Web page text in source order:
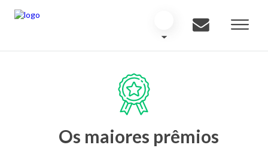
Os maiores prêmios